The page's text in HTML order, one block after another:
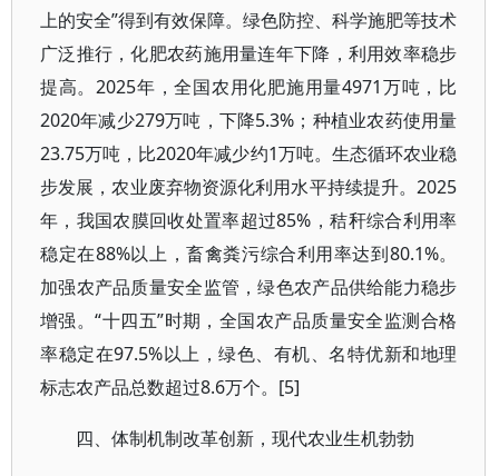
上的安全”得到有效保障。绿色防控、科学施肥等技术
广泛推行，化肥农药施用量连年下降，利用效率稳步
提高。2025年，全国农用化肥施用量4971万吨，比
2020年减少279万吨，下降5.3%；种植业农药使用量
23.75万吨，比2020年减少约1万吨。生态循环农业稳
步发展，农业废弃物资源化利用水平持续提升。2025
年，我国农膜回收处置率超过85%，秸秆综合利用率
稳定在88%以上，畜禽粪污综合利用率达到80.1%。
加强农产品质量安全监管，绿色农产品供给能力稳步
增强。“十四五”时期，全国农产品质量安全监测合格
率稳定在97.5%以上，绿色、有机、名特优新和地理
标志农产品总数超过8.6万个。[5]
四、体制机制改革创新，现代农业生机勃勃